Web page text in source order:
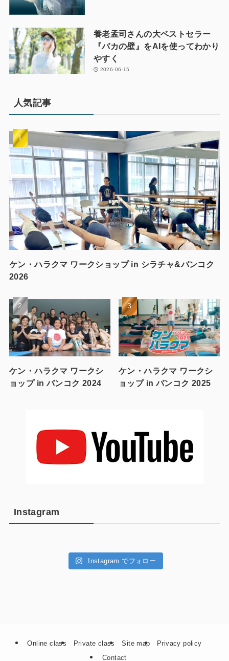
養老孟司さんの大ベストセラー
『バカの壁』をAIを使ってわかり
やすく
2026-06-15
人気記事
ケン・ハラクマ ワークショップ in シラチャ&バンコク
2026
ケン・ハラクマ ワークシ
ョップ in バンコク 2024
ケン・ハラクマ ワークシ
ョップ in バンコク 2025
Instagram
Instagram でフォロー
Online class Private class Site map
Privacy policy
Contact